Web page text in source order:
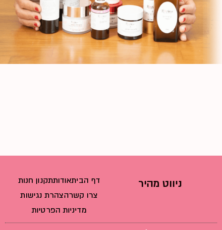
ניווט מהיר דף הביתאודותתקנון חנות
צרו קשרהצהרת נגישות
מדיניות הפרטיות